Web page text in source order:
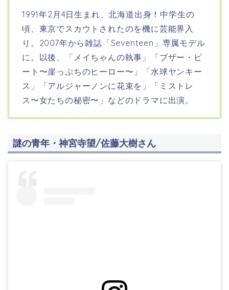
1991年2月4日生まれ、北海道出身！中学生の
頃、東京でスカウトされたのを機に芸能界入
り。2007年から雑誌「Seventeen」専属モデル
に。以後、「メイちゃんの執事」「ブザー・ビ
ート〜崖っぷちのヒーロー〜」「水球ヤンキー
ス」「アルジャーノンに花束を」「ミストレ
ス〜女たちの秘密〜」などのドラマに出演。
謎の青年・神宮寺望/佐藤大樹さん